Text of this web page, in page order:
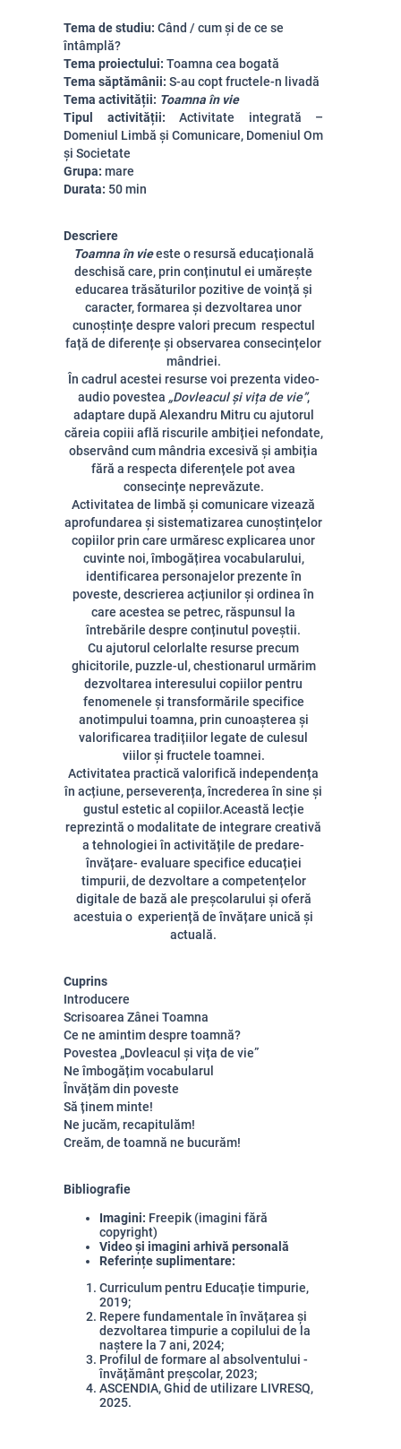
Tema de studiu: Când / cum și de ce se
întâmplă?
Tema proiectului: Toamna cea bogată
Tema săptămânii: S-au copt fructele-n livadă
Tema activității: Toamna în vie
Tipul activității: Activitate integrată –
Domeniul Limbă și Comunicare, Domeniul Om
și Societate
Grupa: mare
Durata: 50 min
Descriere
Toamna în vieeste o resursă educațională
deschisă care, prin conținutul ei umărește
educarea trăsăturilor pozitive de voință și
caracter,formarea și dezvoltarea unor
cunoștințe despre valori precum respectul
față de diferențe și observarea consecințelor
mândriei.
În cadrul acestei resurse voi prezenta video-
audio povestea „Dovleacul și vița de vie”,
adaptare după Alexandru Mitru cu ajutorul
căreia copiii află riscurile ambiției nefondate,
observând cum mândria excesivă și ambiția
fără a respecta diferențele pot avea
consecințe neprevăzute.
Activitatea de limbă și comunicare vizează
aprofundarea și sistematizarea cunoștințelor
copiilor prin care urmăresc explicarea unor
cuvinte noi, îmbogățirea vocabularului,
identificarea personajelor prezente în
poveste, descrierea acțiunilor și ordinea în
care acestea se petrec, răspunsul la
întrebările despre conținutul poveștii.
Cu ajutorul celorlalte resurse precum
ghicitorile, puzzle-ul, chestionarul urmărim
dezvoltarea interesului copiilor pentru
fenomenele și transformările specifice
anotimpului toamna, prin cunoașterea și
valorificarea tradițiilor legate de culesul
viilor și fructele toamnei.
Activitatea practică valorifică independența
în acțiune, perseverența, încrederea în sine și
gustul estetic al copiilor.Această lecție
reprezintă o modalitate de integrare creativă
a tehnologiei în activitățile de predare-
învățare- evaluare specifice educației
timpurii, de dezvoltare a competențelor
digitale de bază ale preșcolarului și oferă
acestuia o experiență de învățare unică și
actuală.
Cuprins
Introducere
Scrisoarea Zânei Toamna
Ce ne amintim despre toamnă?
Povestea „Dovleacul și vița de vie”
Ne îmbogățim vocabularul
Învățăm din poveste
Să ținem minte!
Ne jucăm, recapitulăm!
Creăm, de toamnă ne bucurăm!
Bibliografie
Imagini: Freepik (imagini fără
copyright)
Video și imagini arhivă personală
Referințe suplimentare:
Curriculum pentru Educație timpurie,
2019;
Repere fundamentale în învățarea și
dezvoltarea timpurie a copilului de la
naștere la 7 ani, 2024;
Profilul de formare al absolventului -
învățământ preșcolar, 2023;
ASCENDIA, Ghid de utilizare LIVRESQ,
2025.